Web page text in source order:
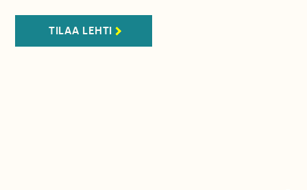
TILAA LEHTI